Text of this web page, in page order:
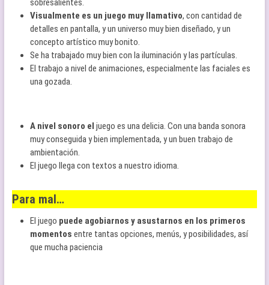
sobresalientes.
Visualmente es un juego muy llamativo, con cantidad de
detalles en pantalla, y un universo muy bien diseñado, y un
concepto artístico muy bonito.
Se ha trabajado muy bien con la iluminación y las partículas.
El trabajo a nivel de animaciones, especialmente las faciales es
una gozada.
A nivel sonoro el juego es una delicia. Con una banda sonora
muy conseguida y bien implementada, y un buen trabajo de
ambientación.
El juego llega con textos a nuestro idioma.
Para mal…
El juego puede agobiarnos y asustarnos en los primeros
momentos entre tantas opciones, menús, y posibilidades, así
que mucha paciencia